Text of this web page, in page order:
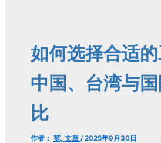
如何选择合适
中国、台湾与
比
作者： 范, 文章 /2025年9月30日